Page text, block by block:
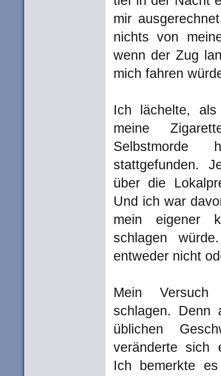
mir
nichts von
wenn der Zug
mich fahren
Ich lächelte,
meine
stattgefunden.
über die
Und ich war
mein eigener
schlagen
entweder nicht
Mein
schlagen.
üblichen
veränderte sich
Ich bemerkte